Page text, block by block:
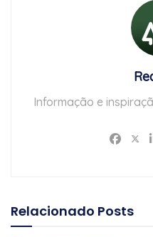
Informação e
Relacionado Posts